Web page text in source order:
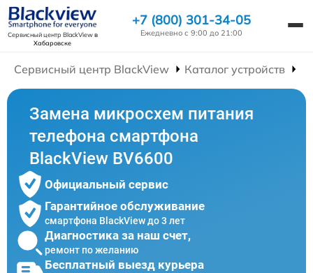
Сервисный центр BlackViewв
Хабаровске
+7 (800) 301-34-05
Ежедневно с 9:00 до 21:00
Сервисный центр BlackView Каталог устройств
Замена микросхем питания
телефона смартфона
BlackView BV6600
Официальный сервис
Гарантийное обслуживание
смартфона BlackView до 3 лет
Диагностика за наш счет,
ремонт по желанию
Бесплатный выезд курьера